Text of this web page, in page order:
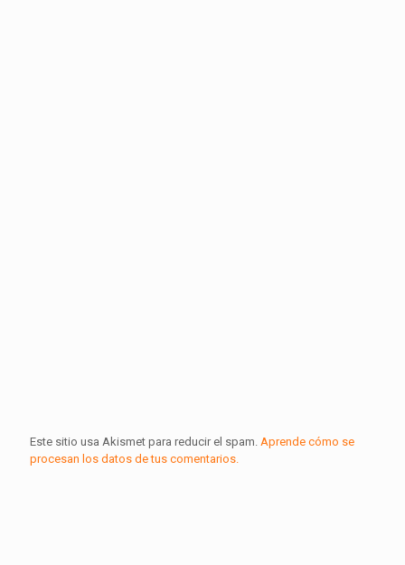
Este sitio usa Akismet para reducir el spam. Aprende cómo se
procesan los datos de tus comentarios.